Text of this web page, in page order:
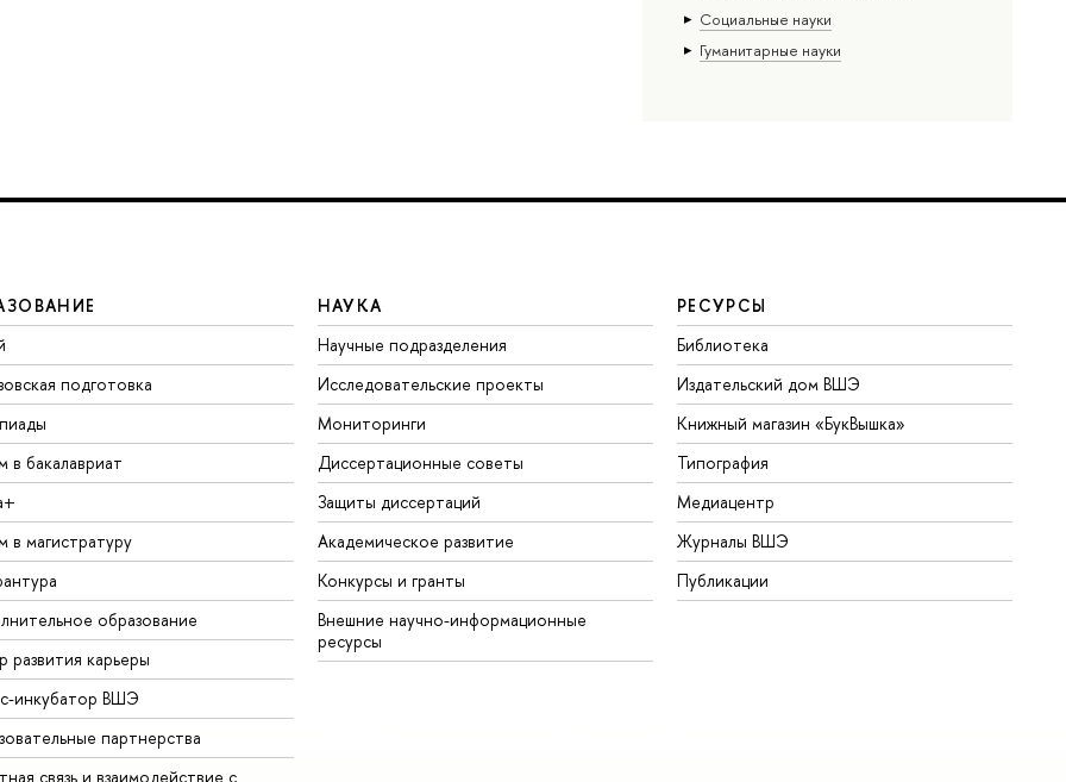
Социальные науки
Гуманитарные науки
подготовка
в бакалавриат
в магистратуру
образование
развития карьеры
инкубатор ВШЭ
партнерства
связь и взаимодействие с
НАУКА
Научные подразделения
Исследовательские проекты
Мониторинги
Диссертационные советы
Защиты диссертаций
Академическое развитие
Конкурсы и гранты
Внешние научно-информационные
ресурсы
РЕСУРСЫ
Библиотека
Издательский дом ВШЭ
Книжный магазин «БукВышка»
Типография
Медиацентр
Журналы ВШЭ
Публикации